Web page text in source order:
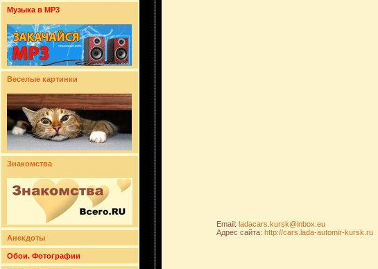
Музыка в MP3
Веселые картинки
Знакомства
Анекдоты
Обои. Фотографии
Email: ladacars.kursk@inbox.eu
Адрес сайта: http://cars.lada-automir-kursk.ru